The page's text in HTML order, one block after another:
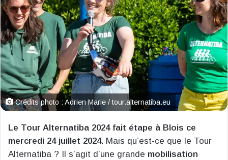
Crédits photo : Adrien Marie / tour.alternatiba.eu
Le Tour Alternatiba 2024 fait étape à Blois ce
mercredi 24 juillet 2024. Mais qu’est-ce que le Tour
Alternatiba ? Il s’agit d’une grande mobilisation